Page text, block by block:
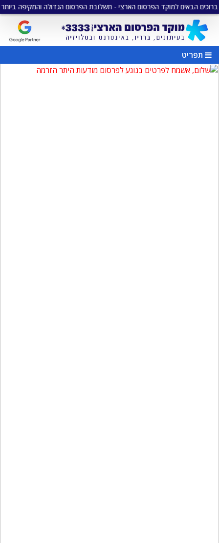
למוקד הפרסום הארצי - תשלובת הפרסום הגדולה והמקיפה ביותר בישראל •
תפריט